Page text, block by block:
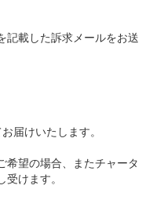
記載した訴求メールをお送
届けいたします。
望の場合、またチャータ
けます。